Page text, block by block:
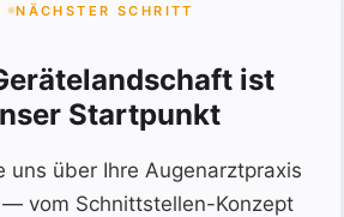
NÄCHSTER SCHRITT
ist
Startpunkt
uns über Ihre Augenarztpraxis
— vom Schnittstellen-Konzept